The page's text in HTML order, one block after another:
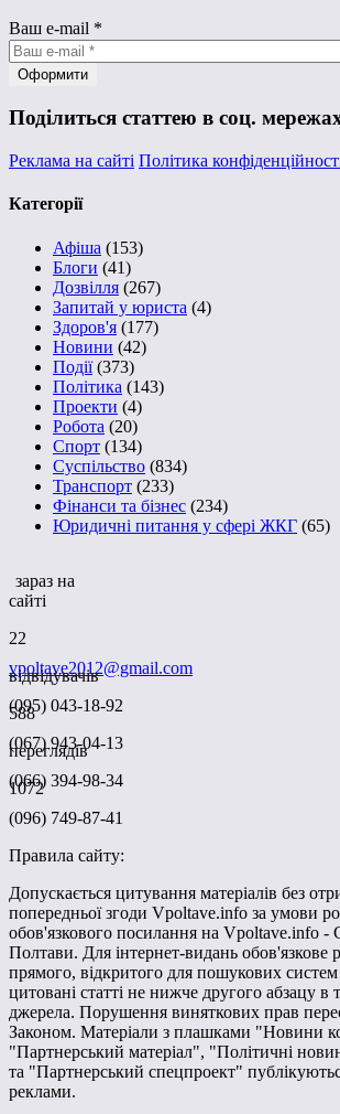
Ваш e-mail *
Поділиться статтею в соц.
Реклама на сайті Політика
Категорії
Афіша (153)
Блоги (41)
Дозвілля (267)
Запитай у юриста (4)
Здоров'я (177)
Новини (42)
Події(373)
Політика (143)
Проекти (4)
Робота (20)
Спорт (134)
Суспільство (834)
Транспорт (233)
Фінанси та бізнес (234)
Юридичні питання у сфері ЖКГ (65)
зараз на
сайті
22
відвідувачів
588
переглядів
1072
vpoltave2012@gmail.com
(095) 043-18-92
(067) 943-04-13
(066) 394-98-34
(096) 749-87-41
Правила сайту:
Допускається цитування матеріалів без
попередньої згоди Vpoltave.info за умови
обов'язкового посилання на Vpoltave.info -
Полтави. Для інтернет-видань обов'язкове
прямого, відкритого для пошукових
цитовані статті не нижче другого абзацу в
джерела. Порушення виняткових прав
Законом. Матеріали з плашками "Новини
"Партнерський матеріал", "Політичні
та "Партнерський спецпроект"
реклами.